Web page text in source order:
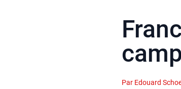
Par Edouard